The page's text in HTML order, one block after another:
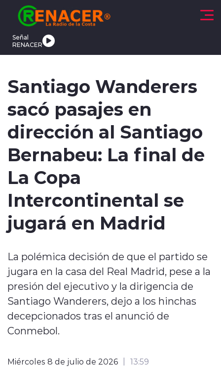
Click acá para ir directamente al contenido
Señal
RENACER
modo claro
Santiago Wanderers
sacó pasajes en
dirección al Santiago
Bernabeu: La final de
La Copa
Intercontinental se
jugará en Madrid
La polémica decisión de que el partido se
jugara en la casa del Real Madrid, pese a la
presión del ejecutivo y la dirigencia de
Santiago Wanderers, dejo a los hinchas
decepcionados tras el anunció de
Conmebol.
Miércoles 8 de julio de 2026 13:59